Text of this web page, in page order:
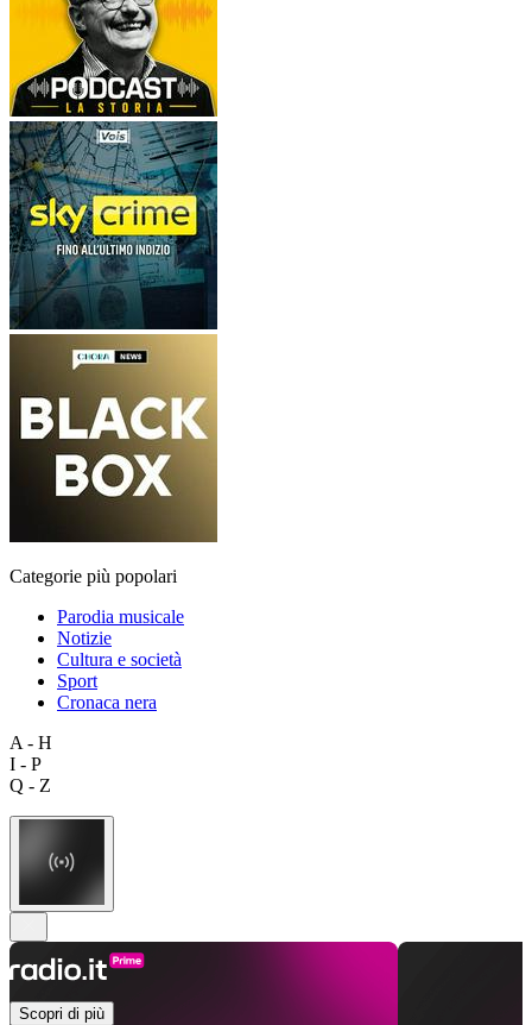
Categorie più popolari
Parodia musicale
Notizie
Cultura e società
Sport
Cronaca nera
A - H
I - P
Q - Z
Scopri di più